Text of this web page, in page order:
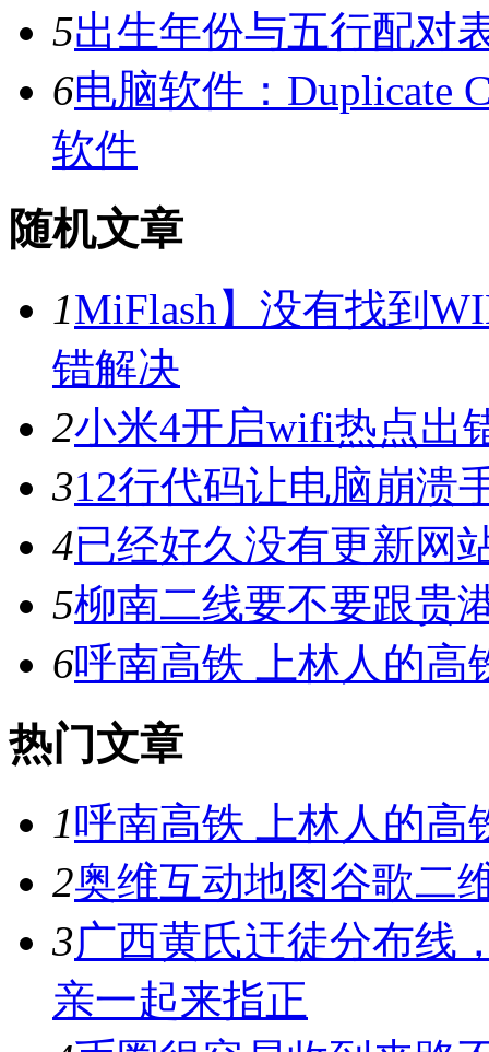
5出生年份与五行配对
6电脑软件：Duplicate
软件
随机文章
1MiFlash】没有找到
错解决
2小米4开启wifi热点出
312行代码让电脑崩溃
4已经好久没有更新网
5柳南二线要不要跟贵
6呼南高铁 上林人的高
热门文章
1呼南高铁 上林人的高
2奥维互动地图谷歌二
3广西黄氏迀徒分布线
亲一起来指正